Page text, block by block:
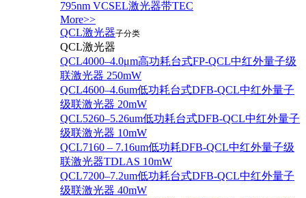
795nm VCSEL激光器带TEC
More>>
QCL激光器子分类
QCL激光器
QCL4000–4.0μm高功耗台式FP-QCL中红外量子级
联激光器 250mW
QCL4600–4.6um低功耗台式DFB-QCL中红外量子
级联激光器 20mW
QCL5260–5.26um低功耗台式DFB-QCL中红外量子
级联激光器 10mW
QCL7160 – 7.16um低功耗DFB-QCL中红外量子级
联激光器TDLAS 10mW
QCL7200–7.2um低功耗台式DFB-QCL中红外量子
级联激光器 40mW